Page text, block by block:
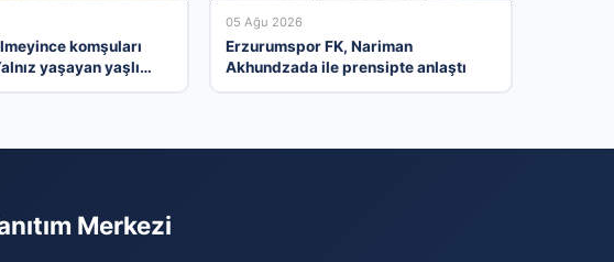
komşuları
yaşayan yaşlı
05 Ağu 2026
Erzurumspor FK, Nariman
Akhundzada ile prensipte anlaştı
Merkezi